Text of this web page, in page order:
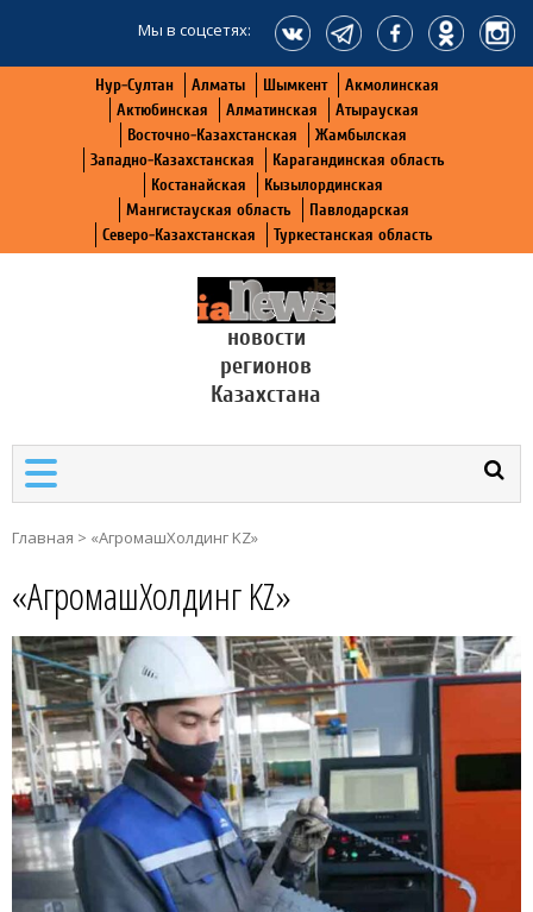
Мы в соцсетях:
Нур-Султан Алматы Шымкент
Акмолинская
Актюбинская
Алматинская
Атырауская
Восточно-Казахстанская
Жамбылская
Западно-Казахстанская
Карагандинская область
Костанайская
Кызылординская
Мангистауская область
Павлодарская
Северо-Казахстанская
Туркестанская область
новости
регионов
Казахстана
Главная > «АгромашХолдинг KZ»
«АгромашХолдинг KZ»